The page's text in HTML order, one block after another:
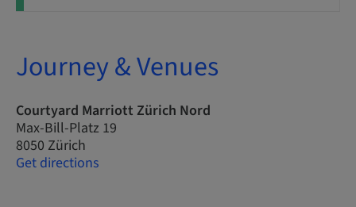
Journey & Venues
Courtyard Marriott Zürich Nord
Max-Bill-Platz 19
8050 Zürich
Get directions